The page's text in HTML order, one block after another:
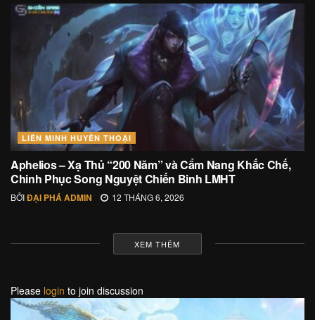
LIÊN MINH HUYỀN THOẠI
Aphelios – Xạ Thủ “200 Năm” và Cẩm Nang Khắc Chế,
Chinh Phục Song Nguyệt Chiến Binh LMHT
BỞIĐẠI PHÁ ADMIN 12 THÁNG 6, 2026
XEM THÊM
Please login to join discussion